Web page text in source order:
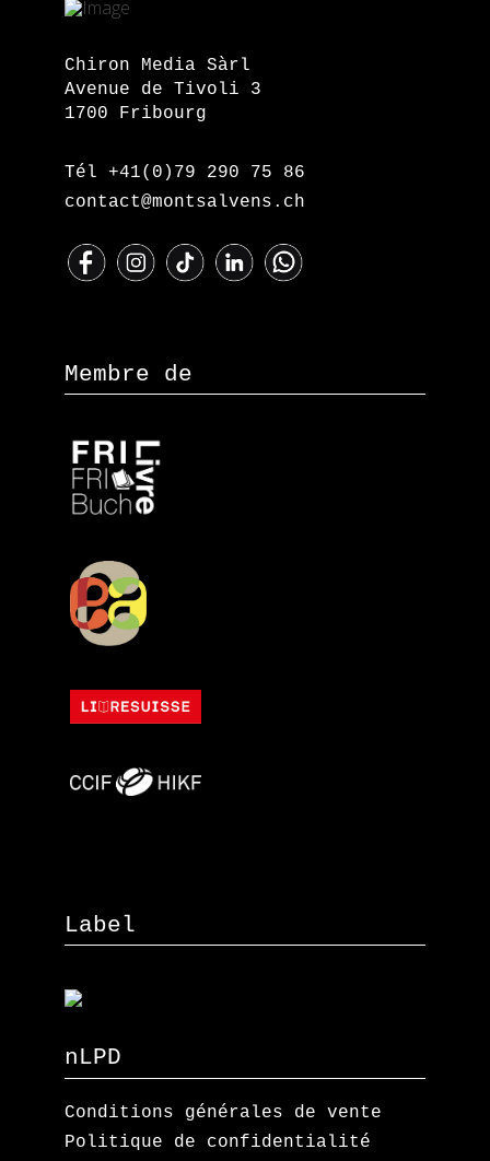
Chiron Media Sàrl
Avenue de Tivoli 3
1700 Fribourg
Tél +41(0)79 290 75 86
contact@montsalvens.ch
Membre de
Label
nLPD
Conditions générales de vente
Politique de confidentialité